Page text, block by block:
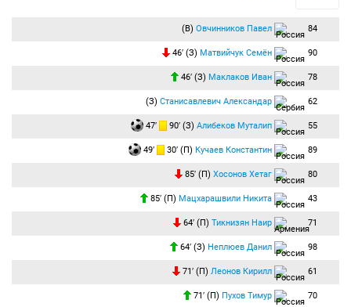
(В) Овчинников Павел 84
46′ (З) Матвийчук Семён 90
46′ (З) Маклаков Иван 78
(З) Станисавлевич Александар 62
47′ 90′ (З) Алибеков Муталип 55
49′ 30′ (П) Кучаев Константин 89
85′ (П) Хосонов Хетаг 80
85′ (П) Мацхарашвили Никита 43
64′ (П) Тикнизян Наир 71
64′ (З) Неплюев Данил 98
71′ (П) Леонов Кирилл 61
71′ (П) Пухов Тимур 70